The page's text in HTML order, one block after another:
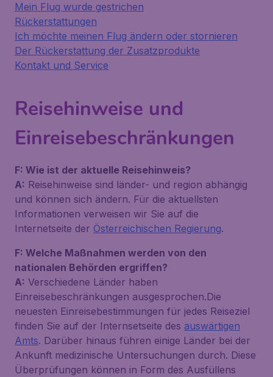
Mein Flug wurde gestrichen
Rückerstattungen
Ich möchte meinen Flug ändern oder stornieren
Der Rückerstattung der Zusatzprodukte
Kontakt und Service
Reisehinweise und
Einreisebeschränkungen
F: Wie ist der aktuelle Reisehinweis?
A: Reisehinweise sind länder- und region abhängig
und können sich ändern. Für die aktuellsten
Informationen verweisen wir Sie auf die
Internetseite der Österreichischen Regierung.
F: Welche Maßnahmen werden von den
nationalen Behörden ergriffen?
A: Verschiedene Länder haben
Einreisebeschränkungen ausgesprochen.Die
neuesten Einreisebestimmungen für jedes Reiseziel
finden Sie auf der Internsetseite des auswärtigen
Amts. Darüber hinaus führen einige Länder bei der
Ankunft medizinische Untersuchungen durch. Diese
Überprüfungen können in Form des Ausfüllens